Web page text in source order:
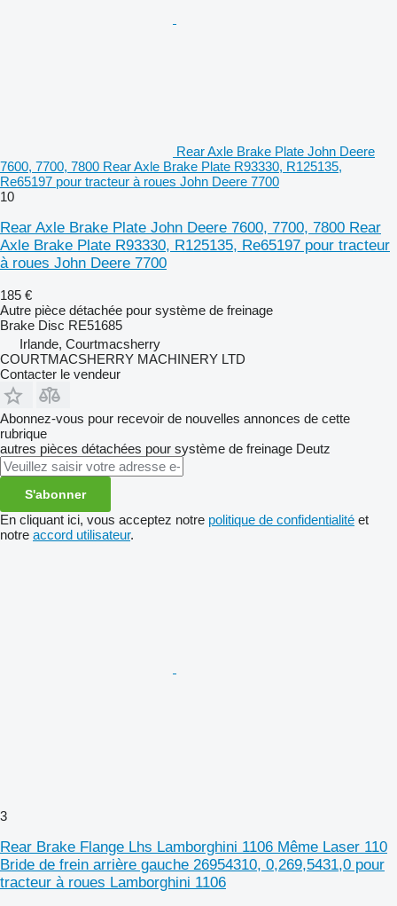
Rear Axle Brake Plate John Deere
7600, 7700, 7800 Rear Axle Brake Plate R93330, R125135,
Re65197 pour tracteur à roues John Deere 7700
10
Rear Axle Brake Plate John Deere 7600, 7700, 7800 Rear
Axle Brake Plate R93330, R125135, Re65197 pour tracteur
à roues John Deere 7700
185 €
Autre pièce détachée pour système de freinage
Brake Disc RE51685
Irlande, Courtmacsherry
COURTMACSHERRY MACHINERY LTD
Contacter le vendeur
Abonnez-vous pour recevoir de nouvelles annonces de cette
rubrique
autres pièces détachées pour système de freinage Deutz
S'abonner
En cliquant ici, vous acceptez notre politique de confidentialité et
notre accord utilisateur.
3
Rear Brake Flange Lhs Lamborghini 1106 Même Laser 110
Bride de frein arrière gauche 26954310, 0,269,5431,0 pour
tracteur à roues Lamborghini 1106